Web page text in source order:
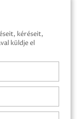
kéréseit,
küldje el